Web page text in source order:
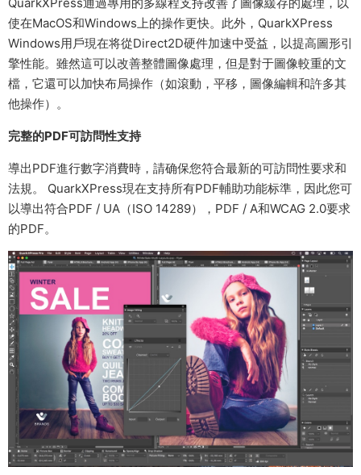
使在MacOS和Windows上的操作更快。此外，QuarkXPress
Windows用戶現在将從Direct2D硬件加速中受益，以提高圖形引
擎性能。雖然這可以改善整體圖像處理，但是對于圖像較重的文
檔，它還可以加快布局操作（如滾動，平移，圖像編輯和許多其
他操作）。
完整的PDF可訪問性支持
導出PDF進行數字消費時，請确保您符合最新的可訪問性要求和
法規。 QuarkXPress現在支持所有PDF輔助功能标準，因此您可
以導出符合PDF / UA（ISO 14289），PDF / A和WCAG 2.0要求
的PDF。